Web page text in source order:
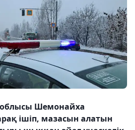
Шемонайха
ішіп, мазасын алатын